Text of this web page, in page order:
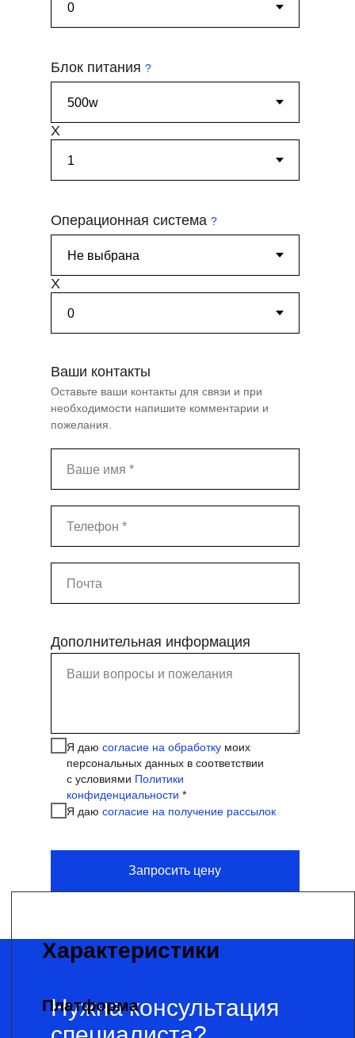
Блок питания ?
X
Операционная система ?
X
Ваши контакты
Оставьте ваши контакты для связи и при
необходимости напишите комментарии и
пожелания.
Ваше имя *
Телефон *
Почта
Дополнительная информация
Ваши вопросы и пожелания
Я даю согласие на обработку моих
персональных данных в соответствии
с условиями Политики
конфиденциальности *
Я даю согласие на получение рассылок
Запросить цену
Характеристики
Процессоры
Оперативная память
Жёсткие диски 3,5"
Дополнительные жёсткие диски
NVME-накопители
Основная сетевая карта
Удалённое управление
Блок питания
Операционная система
Нужна консультация